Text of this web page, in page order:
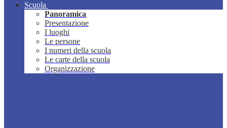
Scuola
Panoramica
Presentazione
I luoghi
Le persone
I numeri della scuola
Le carte della scuola
Organizzazione